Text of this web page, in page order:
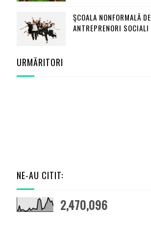
ŞCOALA NONFORMALĂ DE
ANTREPRENORI SOCIALI
URMĂRITORI
NE-AU CITIT:
2,470,096